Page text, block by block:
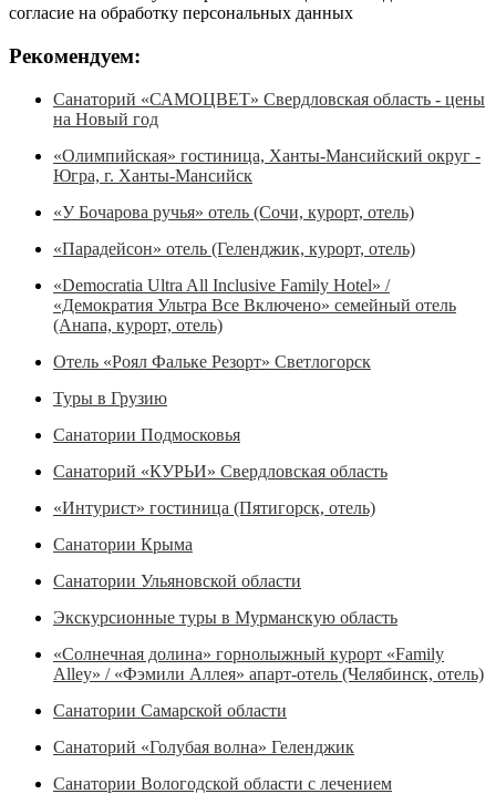
согласие на обработку персональных данных
Рекомендуем:
Санаторий «САМОЦВЕТ» Свердловская область - цены
на Новый год
«Олимпийская» гостиница, Ханты-Мансийский округ -
Югра, г. Ханты-Мансийск
«У Бочарова ручья» отель (Сочи, курорт, отель)
«Парадейсон» отель (Геленджик, курорт, отель)
«Democratia Ultra All Inclusive Family Hotel» /
«Демократия Ультра Все Включено» семейный отель
(Анапа, курорт, отель)
Отель «Роял Фальке Резорт» Светлогорск
Туры в Грузию
Санатории Подмосковья
Санаторий «КУРЬИ» Свердловская область
«Интурист» гостиница (Пятигорск, отель)
Санатории Крыма
Санатории Ульяновской области
Экскурсионные туры в Мурманскую область
«Солнечная долина» горнолыжный курорт «Family
Alley» / «Фэмили Аллея» апарт-отель (Челябинск, отель)
Санатории Самарской области
Санаторий «Голубая волна» Геленджик
Санатории Вологодской области с лечением